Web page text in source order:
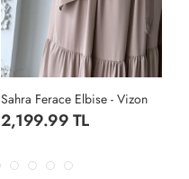
Sahra Ferace Elbise - Acı Kahve
2,199.99 TL